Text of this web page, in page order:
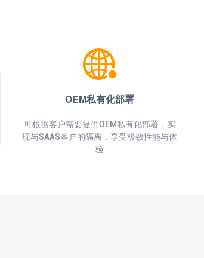
OEM私有化部署
可根据客户需要提供OEM私有化部署，实
现与SAAS客户的隔离，享受极致性能与体
验